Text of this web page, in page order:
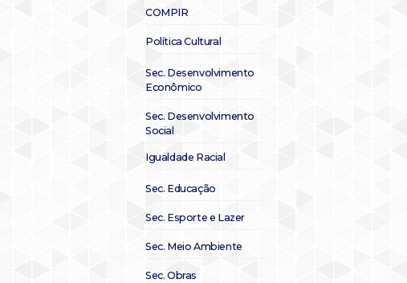
COMPIR
Política Cultural
Sec. Desenvolvimento
Econômico
Sec. Desenvolvimento
Social
Igualdade Racial
Sec. Educação
Sec. Esporte e Lazer
Sec. Meio Ambiente
Sec. Obras